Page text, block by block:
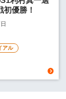
初優勝！
アル